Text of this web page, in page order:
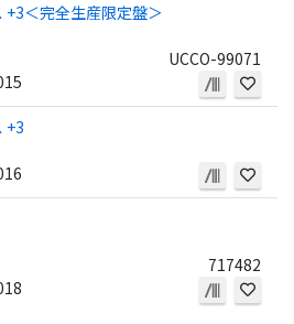
＜完全生産限定盤＞
UCCO-99071
+3
717482